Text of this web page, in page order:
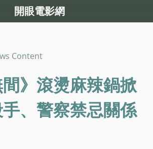
Content
間》滾燙麻辣鍋掀
、警察禁忌關係
開眼電影網